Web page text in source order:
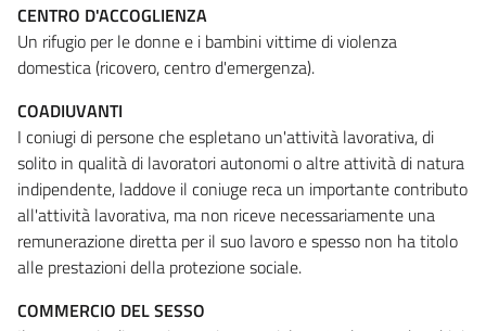
CENTRO D'ACCOGLIENZA
Un rifugio per le donne e i bambini vittime di violenza
domestica (ricovero, centro d'emergenza).
COADIUVANTI
I coniugi di persone che espletano un'attività lavorativa, di
solito in qualità di lavoratori autonomi o altre attività di natura
indipendente, laddove il coniuge reca un importante contributo
all'attività lavorativa, ma non riceve necessariamente una
remunerazione diretta per il suo lavoro e spesso non ha titolo
alle prestazioni della protezione sociale.
COMMERCIO DEL SESSO